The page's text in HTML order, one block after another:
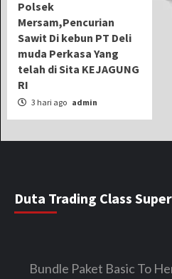
Polsek
Mersam,Pencurian
Sawit Di kebun PT Deli
muda Perkasa Yang
telah di Sita KEJAGUNG
RI
3 hari ago admin
Duta Trading Class
Bundle Paket Basic To